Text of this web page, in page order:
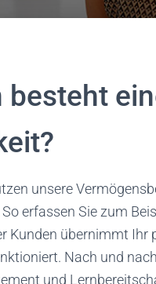
besteht
unsere
erfassen Sie zum
Kunden übernimmt Ihr
Nach und
und